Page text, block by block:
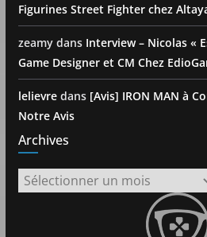
Figurines Street Fighter chez
zeamydans Interview – Nicolas «
Game Designer et CM Chez
lelievredans [Avis] IRON MAN à
Notre Avis
Archives
Archives